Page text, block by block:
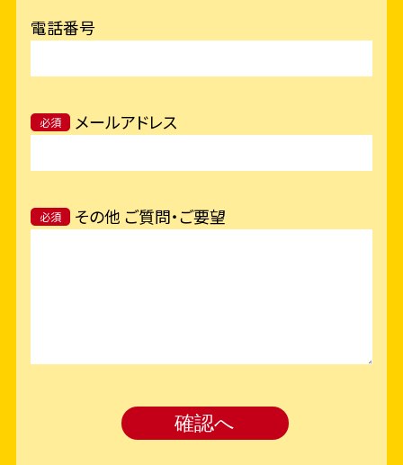
電話番号
必須 メールアドレス
必須 その他 ご質問・ご要望